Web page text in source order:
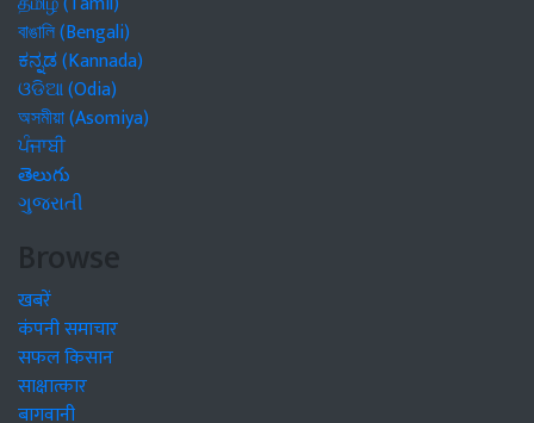
বাঙালি (Bengali)
ಕನ್ನಡ (Kannada)
ଓଡିଆ (Odia)
অসমীয়া (Asomiya)
ਪੰਜਾਬੀ
తెలుగు
ગુજરાતી
Browse
खबरें
कंपनी समाचार
सफल किसान
साक्षात्कार
बागवानी